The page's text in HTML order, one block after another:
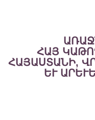
ՀԱՅ
ՀԱՅԱՍՏԱՆԻ,
ԵՒ